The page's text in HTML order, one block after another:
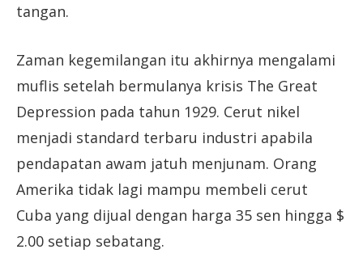
tangan.
Zaman kegemilangan itu akhirnya mengalami
muflis setelah bermulanya krisis The Great
Depression pada tahun 1929. Cerut nikel
menjadi standard terbaru industri apabila
pendapatan awam jatuh menjunam. Orang
Amerika tidak lagi mampu membeli cerut
Cuba yang dijual dengan harga 35 sen hingga $
2.00 setiap sebatang.